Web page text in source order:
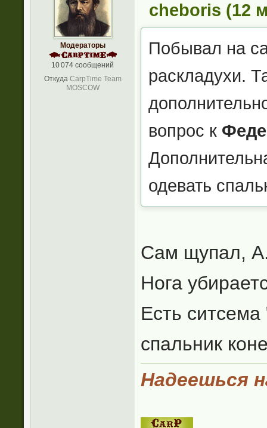
Модераторы
10 074 сообщений
Откуда CarpTime Team
MOSCOW
cheboris (12
Побывал на
раскладухи.
вопрос к Феде
одевать
Сам щупал,
Нога
Есть
спальник
Надеешься